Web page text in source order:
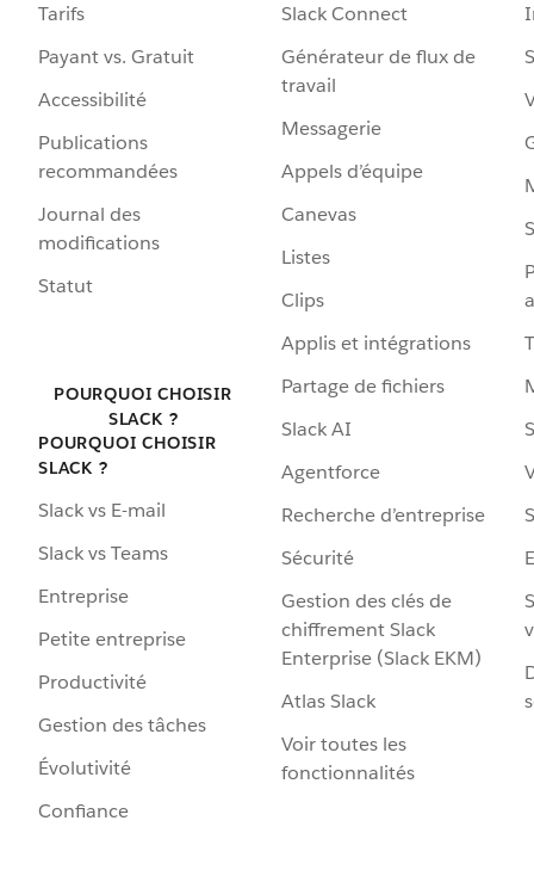
Tarifs
Payant vs. Gratuit
Accessibilité
Publications
recommandées
Journal des
modifications
Statut
POURQUOI CHOISIR
SLACK ?
POURQUOI CHOISIR
SLACK ?
Slack vs E-mail
Slack vs Teams
Entreprise
Petite entreprise
Productivité
Gestion des tâches
Évolutivité
Confiance
Slack Connect
Générateur de flux de
travail
Messagerie
Appels d’équipe
Canevas
Listes
Clips
Applis et intégrations
Partage de fichiers
Slack AI
Agentforce
Recherche d’entreprise
Sécurité
Gestion des clés de
chiffrement Slack
Enterprise (Slack EKM)
Atlas Slack
Voir toutes les
fonctionnalités